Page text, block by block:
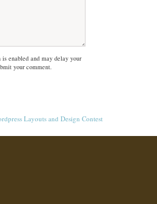
enabled and may delay your
your comment.
Layoutsand Design Contest